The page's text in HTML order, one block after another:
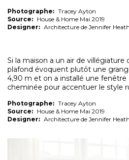
Photographe: Tracey Ayton
Source: House & Home Mai 2019
Designer: Architecture de Jennifer Heath
Si la maison a un air de
plafond évoquent plutôt une
4,90 m et on a installé une fenêtre
cheminée pour accentuer le style
Photographe: Tracey Ayton
Source: House & Home Mai 2019
Designer: Architecture de Jennifer Heath